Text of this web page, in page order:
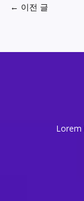
← 이전 글
Lorem